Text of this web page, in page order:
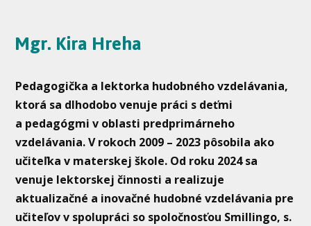
Mgr. Kira Hreha
Pedagogička a lektorka hudobného vzdelávania,
ktorá sa dlhodobo venuje práci s deťmi
a pedagógmi v oblasti predprimárneho
vzdelávania. V rokoch 2009 – 2023 pôsobila ako
učiteľka v materskej škole. Od roku 2024 sa
venuje lektorskej činnosti a realizuje
aktualizačné a inovačné hudobné vzdelávania pre
učiteľov v spolupráci so spoločnosťou Smillingo, s.